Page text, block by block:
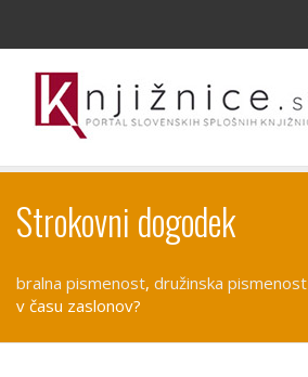
Strokovni dogodek
bralna pismenost, družinska pismenost
v času zaslonov?